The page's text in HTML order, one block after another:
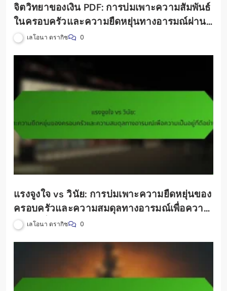
จิตวิทยาของเงิน PDF: การบ่มเพาะความสัมพันธ์
ในครอบครัวและความยืดหยุ่นทางอารมณ์ผ่าน
การตระหนักรู้ทางการเงิน
เลโอนา ดรากิช 0
แรงจูงใจ vs วินัย: การบ่มเพาะความยืดหยุ่นของ
ครอบครัวและความสมดุลทางอารมณ์เพื่อความ
เป็นอยู่ที่ดีอย่างองค์รวม
เลโอนา ดรากิช 0